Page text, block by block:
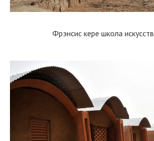
Фрэнсис кере школа искусств